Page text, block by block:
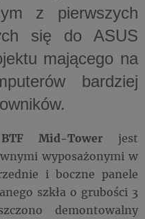
z pierwszych
się do ASUS
mającego na
bardziej
Mid-Towerjest
wyposażonymi w
i boczne panele
szkła o grubości 3
demontowalny